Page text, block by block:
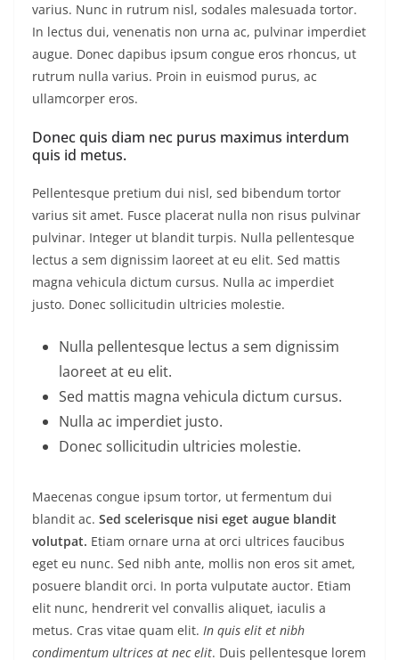
varius. Nunc in rutrum nisl, sodales malesuada tortor.
In lectus dui, venenatis non urna ac, pulvinar imperdiet
augue. Donec dapibus ipsum congue eros rhoncus, ut
rutrum nulla varius. Proin in euismod purus, ac
ullamcorper eros.
Donec quis diam nec purus maximus interdum
quis id metus.
Pellentesque pretium dui nisl, sed bibendum tortor
varius sit amet. Fusce placerat nulla non risus pulvinar
pulvinar. Integer ut blandit turpis. Nulla pellentesque
lectus a sem dignissim laoreet at eu elit. Sed mattis
magna vehicula dictum cursus. Nulla ac imperdiet
justo. Donec sollicitudin ultricies molestie.
Nulla pellentesque lectus a sem dignissim
laoreet at eu elit.
Sed mattis magna vehicula dictum cursus.
Nulla ac imperdiet justo.
Donec sollicitudin ultricies molestie.
Maecenas congue ipsum tortor, ut fermentum dui
blandit ac. Sed scelerisque nisi eget augue blandit
volutpat. Etiam ornare urna at orci ultrices faucibus
eget eu nunc. Sed nibh ante, mollis non eros sit amet,
posuere blandit orci. In porta vulputate auctor. Etiam
elit nunc, hendrerit vel convallis aliquet, iaculis a
metus. Cras vitae quam elit. In quis elit et nibh
condimentum ultrices at nec elit. Duis pellentesque lorem